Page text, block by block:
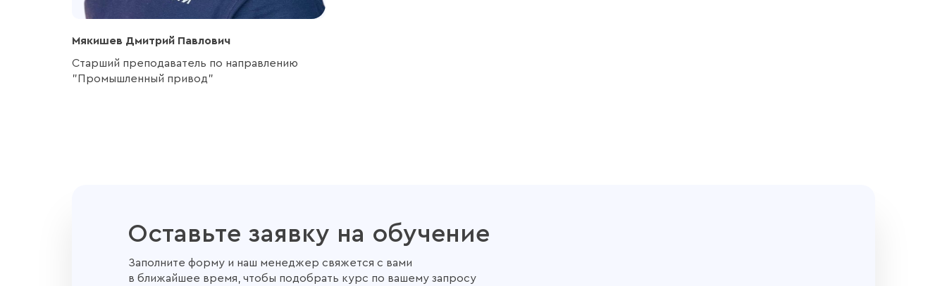
Мякишев Дмитрий Павлович
Старший преподаватель по направлению
"Промышленный привод"
Оставьте заявку на обучение
Заполните форму и наш менеджер свяжется с вами
в ближайшее время, чтобы подобрать курс по вашему запросу